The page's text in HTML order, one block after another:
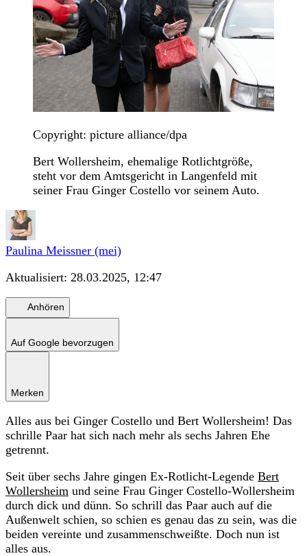
Copyright: picture alliance/dpa
Bert Wollersheim, ehemalige Rotlichtgröße,
steht vor dem Amtsgericht in Langenfeld mit
seiner Frau Ginger Costello vor seinem Auto.
Paulina Meissner (mei)
Aktualisiert: 28.03.2025, 12:47
Anhören
Auf Google bevorzugen
Merken
Alles aus bei Ginger Costello und Bert Wollersheim! Das
schrille Paar hat sich nach mehr als sechs Jahren Ehe
getrennt.
Seit über sechs Jahre gingen Ex-Rotlicht-Legende Bert
Wollersheim und seine Frau Ginger Costello-Wollersheim
durch dick und dünn. So schrill das Paar auch auf die
Außenwelt schien, so schien es genau das zu sein, was die
beiden vereinte und zusammenschweißte. Doch nun ist
alles aus.